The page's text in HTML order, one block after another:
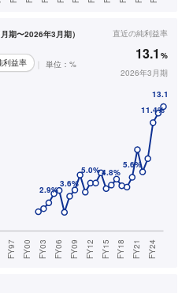
期〜2026年3月期）
利益率 単位：%
直近の純利益率
13.1 %
2026年3月期